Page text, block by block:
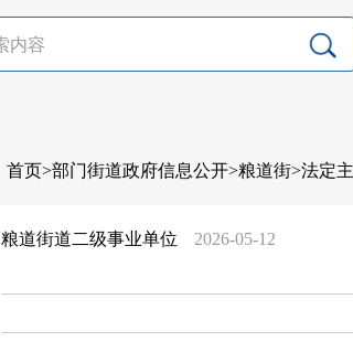
首页>部门街道政府信息公开>粮道街>法定
粮道街道二级事业单位 2026-05-12